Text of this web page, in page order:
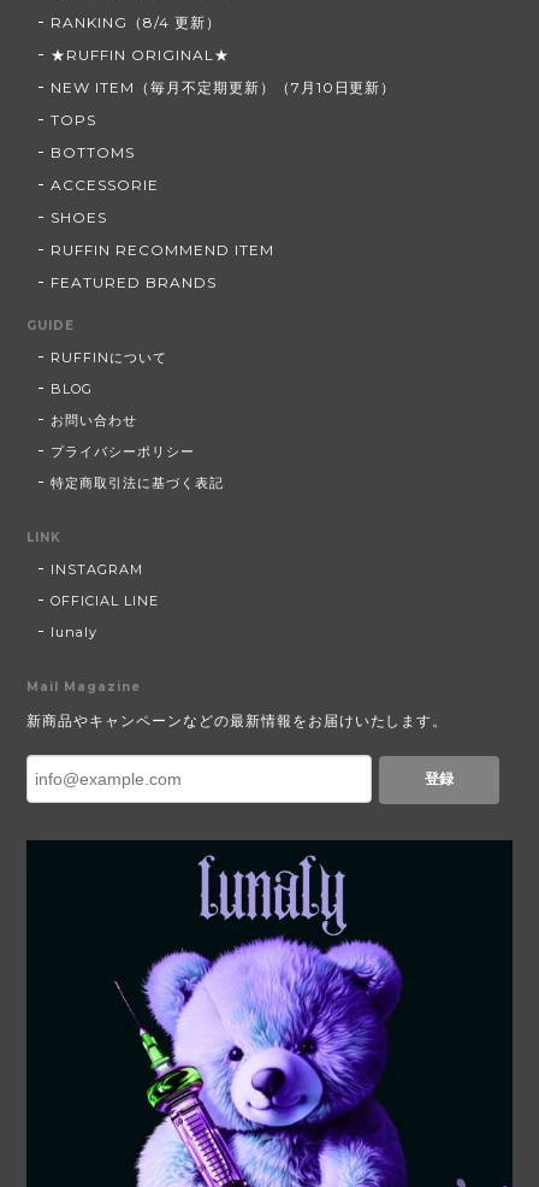
RANKING（8/4 更新）
★RUFFIN ORIGINAL★
NEW ITEM（毎月不定期更新）（7月10日更新）
TOPS
BOTTOMS
ACCESSORIE
SHOES
RUFFIN RECOMMEND ITEM
FEATURED BRANDS
GUIDE
RUFFINについて
BLOG
お問い合わせ
プライバシーポリシー
特定商取引法に基づく表記
LINK
INSTAGRAM
OFFICIAL LINE
lunaly
Mail Magazine
新商品やキャンペーンなどの最新情報をお届けいたします。
登録